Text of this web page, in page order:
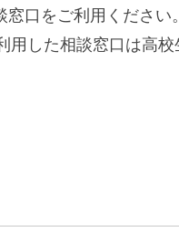
口をご利用ください
用した相談窓口は高